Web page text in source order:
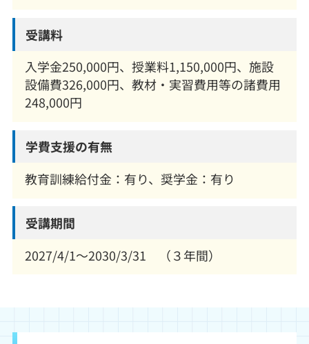
受講料
入学金250,000円、授業料1,150,000円、施設
設備費326,000円、教材・実習費用等の諸費用
248,000円
学費支援の有無
教育訓練給付金：有り、奨学金：有り
受講期間
2027/4/1～2030/3/31 （３年間）